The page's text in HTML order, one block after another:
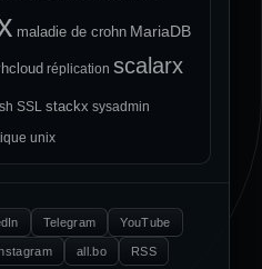
maladie de crohn MariaDB
réplication scalarx
SSL stackx sysadmin
unix
Telegram YouTube
all.bo
RSS